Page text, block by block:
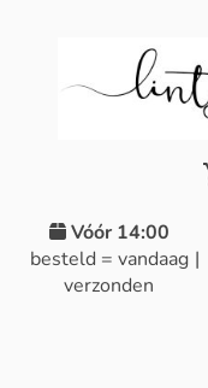
Vóór 14:00
besteld = vandaag
verzonden
|